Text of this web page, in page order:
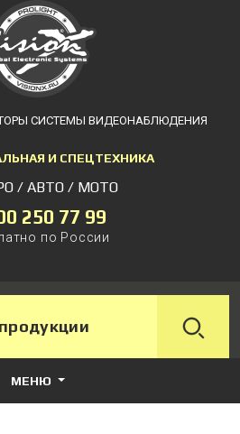
СИСТЕМЫ ВИДЕОНАБЛЮДЕНИЯ
И СПЕЦТЕХНИКА
/ АВТО / МОТО
250 77 99
по России
МЕНЮ